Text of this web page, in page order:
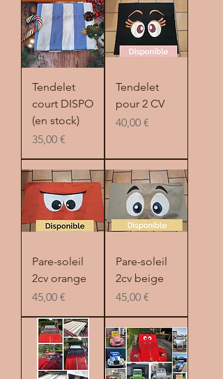
Tendelet
court DISPO
(en stock)
Prix
35,00 €
Tendelet
pour 2 CV
Prix
40,00 €
Pare-soleil
2cv orange
Prix
45,00 €
Pare-soleil
2cv beige
Prix
45,00 €